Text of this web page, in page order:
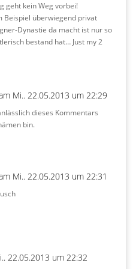
geht kein Weg vorbei!
Beispiel überwiegend privat
Dynastie da macht ist nur so
bestand hat… Just my 2
Mi.. 22.05.2013 um 22:29
dieses Kommentars
bin.
Mi.. 22.05.2013 um 22:31
22.05.2013 um 22:32